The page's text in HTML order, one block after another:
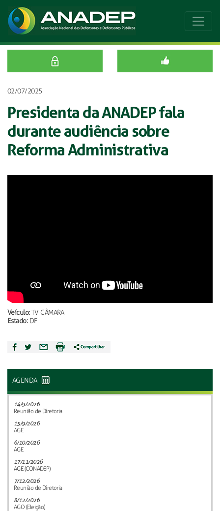
02/07/2025
Presidenta da ANADEP fala
durante audiência sobre
Reforma Administrativa
Veículo:TV CÂMARA
Estado:DF
AGENDA
14/9/2026
Reunião de Diretoria
15/9/2026
AGE
6/10/2026
AGE
17/11/2026
AGE (CONADEP)
7/12/2026
Reunião de Diretoria
8/12/2026
AGO (Eleição)